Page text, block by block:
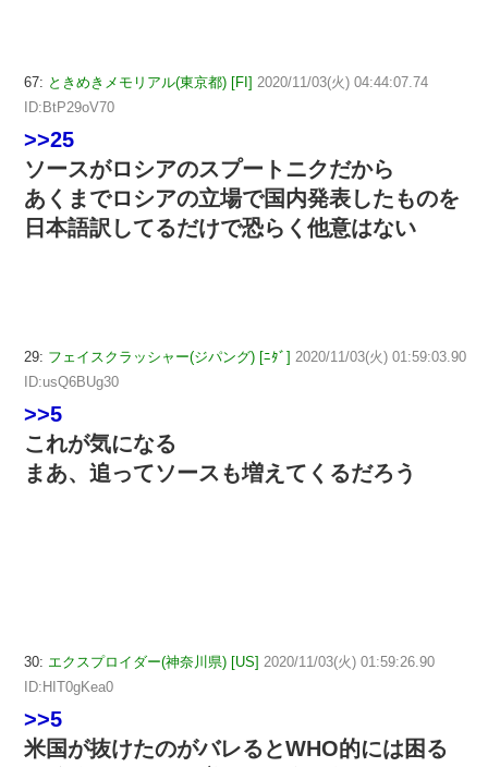
67: ときめきメモリアル(東京都) [FI] 2020/11/03(火) 04:44:07.74
ID:BtP29oV70
>>25
ソースがロシアのスプートニクだから
あくまでロシアの立場で国内発表したものを
日本語訳してるだけで恐らく他意はない
29: フェイスクラッシャー(ジパング) [ﾆﾀﾞ] 2020/11/03(火) 01:59:03.90
ID:usQ6BUg30
>>5
これが気になる
まあ、追ってソースも増えてくるだろう
30: エクスプロイダー(神奈川県) [US] 2020/11/03(火) 01:59:26.90
ID:HIT0gKea0
>>5
米国が抜けたのがバレるとWHO的には困る